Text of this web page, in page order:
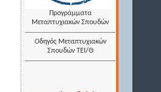
Προγράμματα
Μεταπτυχιακών Σπουδών
Οδηγός Μεταπτυχιακών
Σπουδών ΤΕΙ/Θ